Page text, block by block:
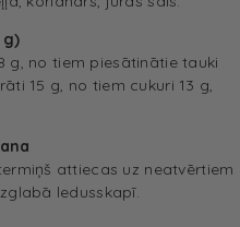
g, no tiem piesātinātie tauki
15 g, no tiem cukuri 13 g,
attiecas uz neatvērtiem
ledusskapī.